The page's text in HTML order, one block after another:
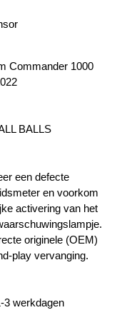
Commander 1000
BALLS
een defecte
en voorkom
activering van het
originele (OEM)
play vervanging.
3 werkdagen